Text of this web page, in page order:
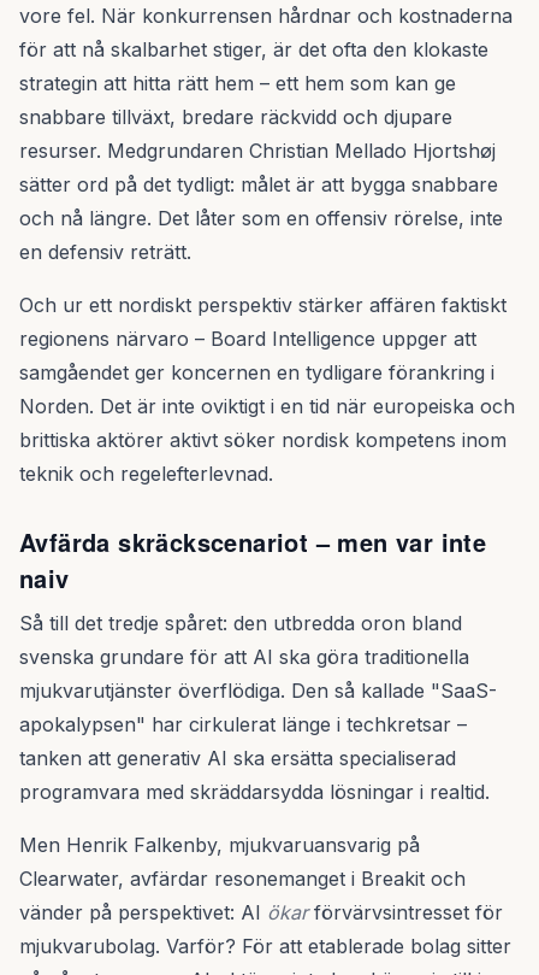
vore fel. När konkurrensen hårdnar och kostnaderna
för att nå skalbarhet stiger, är det ofta den klokaste
strategin att hitta rätt hem – ett hem som kan ge
snabbare tillväxt, bredare räckvidd och djupare
resurser. Medgrundaren Christian Mellado Hjortshøj
sätter ord på det tydligt: målet är att bygga snabbare
och nå längre. Det låter som en offensiv rörelse, inte
en defensiv reträtt.
Och ur ett nordiskt perspektiv stärker affären faktiskt
regionens närvaro – Board Intelligence uppger att
samgåendet ger koncernen en tydligare förankring i
Norden. Det är inte oviktigt i en tid när europeiska och
brittiska aktörer aktivt söker nordisk kompetens inom
teknik och regelefterlevnad.
Avfärda skräckscenariot – men var inte
naiv
Så till det tredje spåret: den utbredda oron bland
svenska grundare för att AI ska göra traditionella
mjukvarutjänster överflödiga. Den så kallade "SaaS-
apokalypsen" har cirkulerat länge i techkretsar –
tanken att generativ AI ska ersätta specialiserad
programvara med skräddarsydda lösningar i realtid.
Men Henrik Falkenby, mjukvaruansvarig på
Clearwater, avfärdar resonemanget i Breakit och
vänder på perspektivet: AI ökarförvärvsintresset för
mjukvarubolag. Varför? För att etablerade bolag sitter